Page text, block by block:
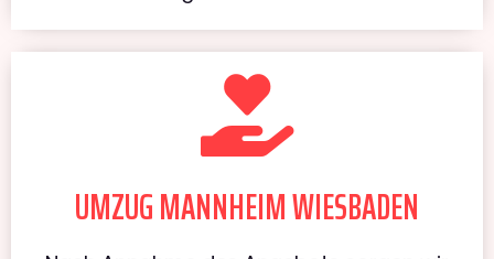
UMZUG MANNHEIM WIESBADEN